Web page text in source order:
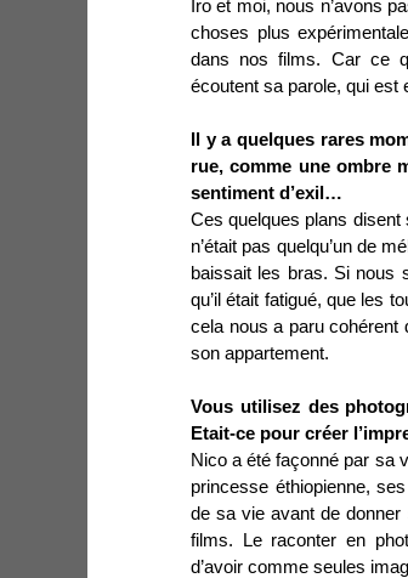
Iro et moi, nous n’avons
choses plus
dans nos films. Car ce
écoutent sa parole, qui est
Il y a quelques rares
rue, comme une ombre
sentiment d’exil…
Ces quelques plans disent
n’était pas quelqu’un de
baissait les bras. Si nous
qu’il était fatigué, que les
cela nous a paru cohérent
son appartement.
Vous utilisez des
Etait-ce pour créer
Nico a été façonné par sa
princesse éthiopienne,
de sa vie avant de
films. Le raconter en
d’avoir comme seules